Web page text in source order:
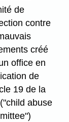
de
contre
créé
office en
de
19 de la
("child abuse